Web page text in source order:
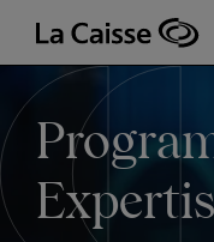
contenu
principal
Expertise
IA